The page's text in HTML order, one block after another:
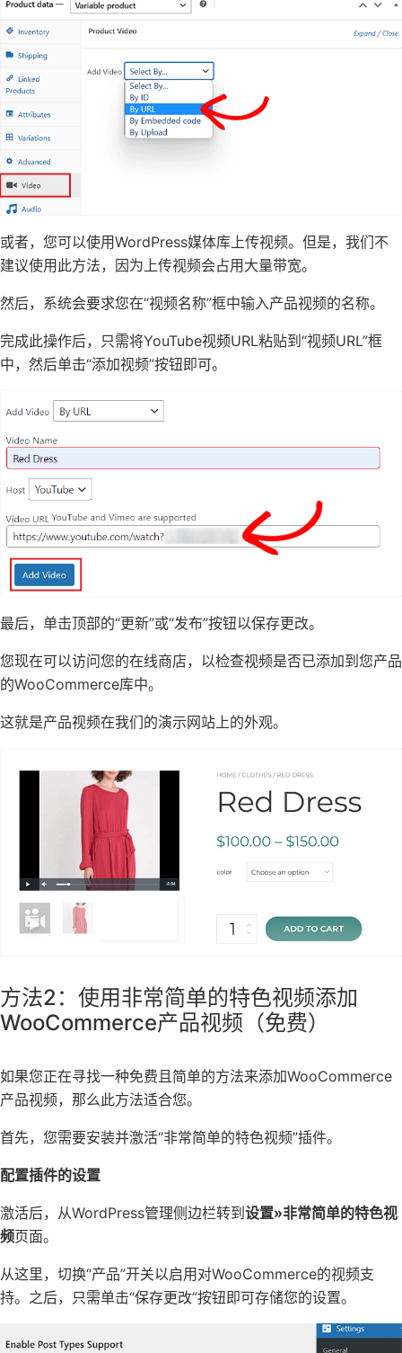
或者，您可以使用WordPress媒体库上传视频。但是，我们不
建议使用此方法，因为上传视频会占用大量带宽。
然后，系统会要求您在“视频名称”框中输入产品视频的名称。
完成此操作后，只需将YouTube视频URL粘贴到“视频URL”框
中，然后单击“添加视频”按钮即可。
最后，单击顶部的“更新”或“发布”按钮以保存更改。
您现在可以访问您的在线商店，以检查视频是否已添加到您产品
的WooCommerce库中。
这就是产品视频在我们的演示网站上的外观。
方法2：使用非常简单的特色视频添加
WooCommerce产品视频（免费）
如果您正在寻找一种免费且简单的方法来添加WooCommerce
产品视频，那么此方法适合您。
首先，您需要安装并激活“非常简单的特色视频”插件。
配置插件的设置
激活后，从WordPress管理侧边栏转到 设置»非常简单的特色视
频页面。
从这里，切换“产品”开关以启用对WooCommerce的视频支
持。之后，只需单击“保存更改”按钮即可存储您的设置。